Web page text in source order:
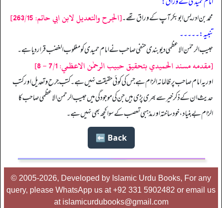
محمد بن ادریس ابوبکر آپ کے وراق تھے۔[الجرح والتعديل لابن ابي حاتم: 263/15]
تنبيه:۔۔۔۔۔
حبيب الرحمٰن الاعظمی دیو بندی حنفی صاحب نے امام حمیدی کو مغلوب الغضب قرار دیا ہے۔
[مقدمه مسند الحميدي بتحقيق حبيب الرحمٰن الاعظمي: 7/1 - 8]
اور یہ امام صاحب پر ظالمانہ الزام ہے جس کی کوئی حقیقت نہیں ہے۔ کتب جرح و تعدیل اور کتب
حدیث ان کے ذکر خیر سے بھری پڑی ہیں جن کی موجودگی میں حبیب الرحمن الاعظمی صاحب کا
الزام بے بنیاد، خود ساختہ اور مذہبی تعصب کے سوا کچھ بھی نہیں ہے۔
Back ⬅️
© 2005-2026, Developed by Islamic Urdu Books, For any
query, please WhatsApp us at +92 331 5902482 or email us
at islamicurdubooks@gmail.com